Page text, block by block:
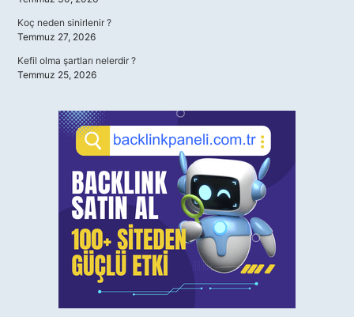
Koç neden sinirlenir ?
Temmuz 27, 2026
Kefil olma şartları nelerdir ?
Temmuz 25, 2026